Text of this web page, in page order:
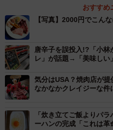
焼肉の自販機メニューその１
おすすめ
【写真】2000円でこん
唐辛子を誤投入!?「小林
レ」が話題→「美味しい
気分はUSA？焼肉店が提
なかなかクレイジーな件
「炊き立てご飯よりパ
ーハンの完成「これは革